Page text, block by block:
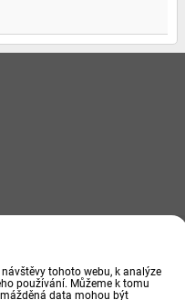
ZBOŽÍ
tohoto webu, k analýze
používání. Můžeme k tomu
data mohou být